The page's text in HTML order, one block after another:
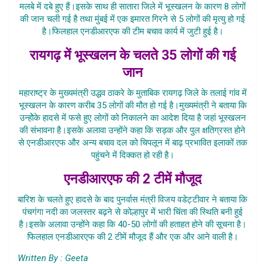
मलबे में दबे हुए हैं।इसके साथ ही सातारा जिले में भूस्खलन के कारण 8 लोगों
की जान चली गई है तथा मुंबई में एक इमारत गिरने से 5 लोगों की मृत्यु हो गई
है।फिलहाल एनडीआरएफ की टीम बचाव कार्य में जुटी हुई है।
रायगढ़ में भूस्खलन के चलते 35 लोगों की गई
जान
महाराष्ट्र के मुख्यमंत्री उद्धव ठाकरे के मुताबिक रायगढ़ जिले के तलाई गांव में
भूस्खलन के कारण करीब 35 लोगों की मौत हो गई है।मुख्यमंत्री ने बताया कि
उन्होेके हादसे में फसे हुए लोगों को निकालने का आदेश दिया है जहां भूस्खलन
की संभावना है।इसके अलावा उन्होंने कहा कि सड़क और पुल क्षतिग्रस्त होने
से एनडीआरएफ और अन्य बचाव दल को चिपलून में बाढ़ प्रभावित इलाकों तक
पहुंचने में दिक्कत हो रही है।
एनडीआरएफ की 2 टीमें मौजूद
बारिश के चलते हुए हादसे के बाद पुनर्वास मंत्री विजय वडेट्टीवार ने बताया कि
पंचगंगा नदी का जलस्तर बढ़ने से कोल्हापुर में भारी चिंता की स्थिति बनी हुई
है।इसके अलावा उन्होंने कहा कि 40-50 लोगों की हताहत होने की सूचना है।
फिलहाल एनडीआरएफ की 2 टीमें मौजूद हैं और एक और आने वाली है।
Written By : Geeta